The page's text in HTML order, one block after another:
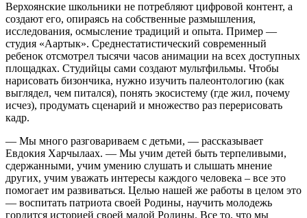
Верхоянские школьники не потребляют цифровой контент, а
создают его, опираясь на собственные размышления,
исследования, осмысление традиций и опыта. Пример —
студия «Аартык». Среднестатистический современный
ребенок отсмотрел тысячи часов анимации на всех доступных
площадках. Студийцы сами создают мультфильмы. Чтобы
нарисовать бизончика, нужно изучить палеонтологию (как
выглядел, чем питался), понять экосистему (где жил, почему
исчез), продумать сценарий и множество раз перерисовать
кадр.
— Мы много разговариваем с детьми, — рассказывает
Евдокия Харчылаах. — Мы учим детей быть терпеливыми,
сдержанными, учим умению слушать и слышать мнение
других, учим уважать интересы каждого человека – все это
помогает им развиваться. Целью нашей же работы в целом это
— воспитать патриота своей Родины, научить молодежь
гордится историей своей малой Родины. Все то, что мы